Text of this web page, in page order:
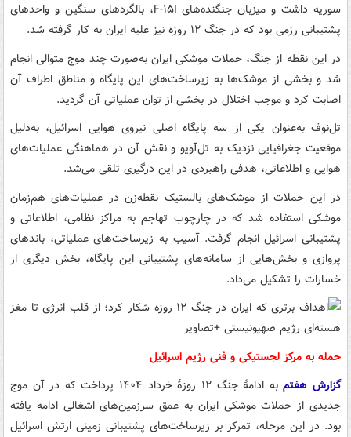
سوریه داشت و میزبان جنگنده‌های F-۱۵I، بالگردهای سنگین و واحدهای
پشتیبانی رزمی بود که در جنگ ۱۲ روزه نیز علیه ایران به کار گرفته شد.
در این نقطه از جنگ، حملات موشکی ایران به‌صورت چند موج متوالی انجام
شد و بخشی از موشک‌ها به زیرساخت‌های این پایگاه و مناطق اطراف آن
اصابت کرد و موجب اختلال در بخشی از توان عملیاتی آن گردید.
تل‌نوف به‌عنوان یکی از سه پایگاه اصلی نیروی هوایی اسرائیل، به‌دلیل
موقعیت جغرافیایی نزدیک به تل‌آویو و نقش آن در هماهنگی عملیات‌های
هوایی و اطلاعاتی، هدفی راهبردی در این درگیری تلقی می‌شد.
در این حملات از موشک‌های بالستیک نقطه‌زن در عملیات‌های هم‌زمان
موشکی استفاده شد که در چارچوب تهاجم به مراکز نظامی، اطلاعاتی و
پشتیبانی اسرائیل انجام گرفت. آسیب به زیرساخت‌های عملیاتی، باندهای
پروازی و بخش‌هایی از سامانه‌های پشتیبانی این پایگاه، بخش دیگری از
خسارات را تشکیل می‌داد.
حمله به مرکز لجستیکی و فنی رژیم اسرائیل
گزارش هفتم
به ادامهٔ جنگ ۱۲ روزهٔ خرداد ۱۴۰۴ پرداخت که در آن موج
جدیدی از حملات موشکی ایران به عمق سرزمین‌های اشغالی ادامه یافته
بود. در این مرحله، تمرکز بر زیرساخت‌های پشتیبانی زمینی ارتش اسرائیل